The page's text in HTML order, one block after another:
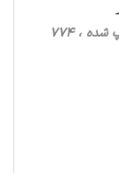
، مهندسی عمران ـ عمران، 25 صفحه فارسی تایپ شده ، 774